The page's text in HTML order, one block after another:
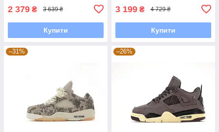
2 379 ₴ 3 639 ₴
Купити
3 199 ₴ 4 729 ₴
Купити
–31% –26%